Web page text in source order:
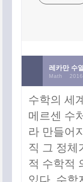
레카만 수
Math
수학의 세
메르센 수
라 만들어
직 그 정체
적 수학적